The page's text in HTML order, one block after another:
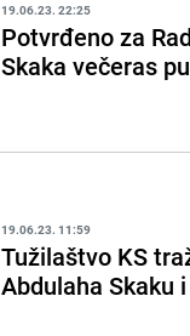
19.06.23. 22:25
Potvrđeno za
Skaka večeras
19.06.23. 11:59
Tužilaštvo KS
Abdulaha Skaku